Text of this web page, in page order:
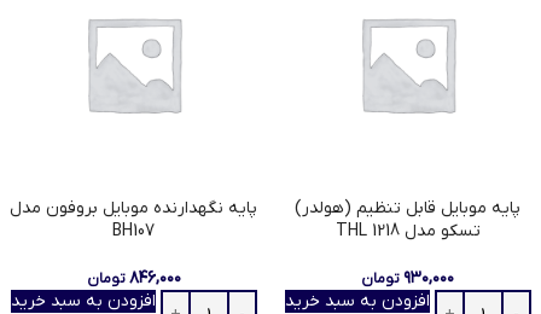
پایه موبایل قابل تنظیم (هولدر)
تسکو مدل THL 1218
۹۳۰,۰۰۰تومان
افزودن به سبد خرید
پایه نگهدارنده موبایل بروفون مدل
BH107
۸۴۶,۰۰۰ تومان
افزودن به سبد خرید